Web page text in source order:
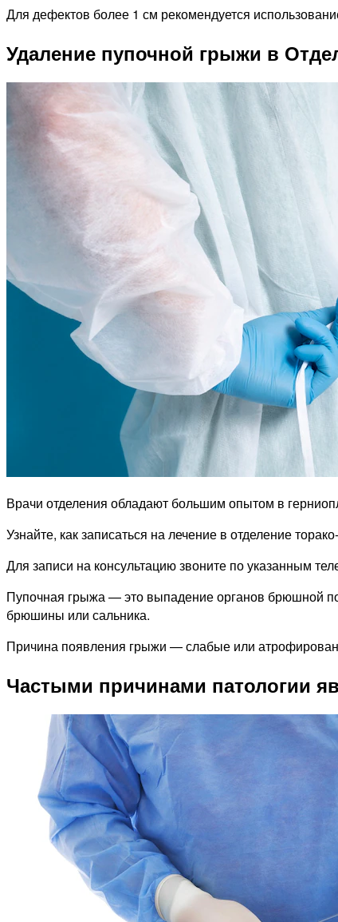
Для дефектов более 1 см рекомендуется
Удаление пупочной грыжи в
Врачи отделения обладают большим опытом в
Узнайте, как записаться на лечение в отделение
Для записи на консультацию звоните по указанным
Пупочная грыжа — это выпадение органов брюшной
брюшины или сальника.
Причина появления грыжи — слабые или
Частыми причинами патологии